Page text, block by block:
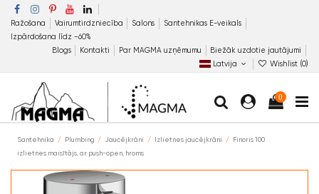
Ražošana Vairumtirdzniecība Salons
Santehnikas E-veikals
Izpārdošana līdz −60%
Blogs
Kontakti Par MAGMA uzņēmumu
Biežāk uzdotie jautājumi
Latvija
Wishlist (0)
0
Santehnika Plumbing Jaucējkrāni Izlietnes jaucējkrāni
Finoris 100
izlietnes maisītājs, ar push-open, hroms